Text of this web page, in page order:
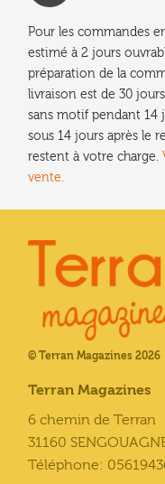
Pour les commandes
estimé à 2 jours
préparation de la
livraison est de 30
sans motif pendant 14
sous 14 jours après le
restent à votre charge.
vente.
© Terran Magazines 2026
Terran Magazines
6 chemin de Terran
31160
Téléphone: